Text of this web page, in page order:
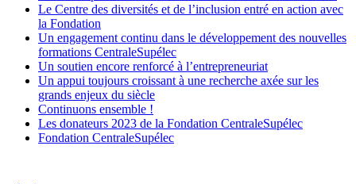
Le Centre des diversités et de l’inclusion entré en action avec
la Fondation
Un engagement continu dans le développement des nouvelles
formations CentraleSupélec
Un soutien encore renforcé à l’entrepreneuriat
Un appui toujours croissant à une recherche axée sur les
grands enjeux du siècle
Continuons ensemble !
Les donateurs 2023 de la Fondation CentraleSupélec
Fondation CentraleSupélec